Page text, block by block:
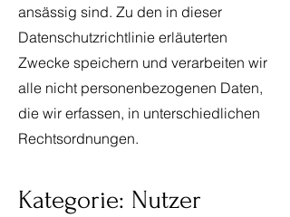
ansässig sind. Zu den in dieser
Datenschutzrichtlinie erläuterten
Zwecke speichern und verarbeiten wir
alle nicht personenbezogenen Daten,
die wir erfassen, in unterschiedlichen
Rechtsordnungen.
Kategorie: Nutzer